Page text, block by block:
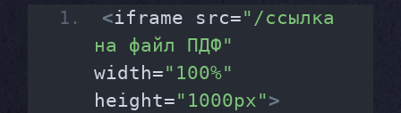
<iframe src="/ссылка
на файл ПДФ"
width="100%"
height="1000px">